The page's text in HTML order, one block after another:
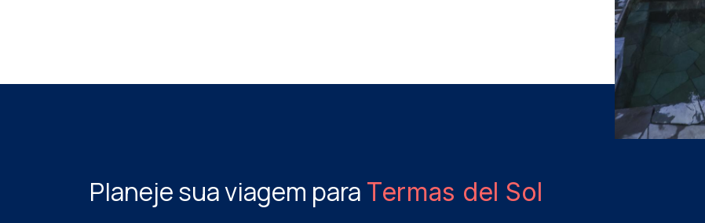
Planeje sua viagem para Termas del Sol